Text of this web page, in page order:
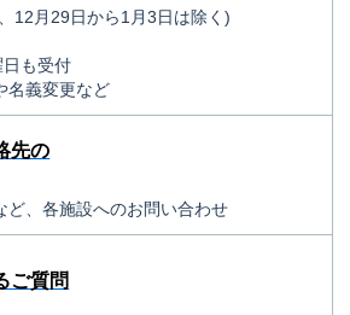
12月29日から1月3日は除く)
も受付
名義変更など
先の
ど、各施設へのお問い合わせ
ご質問